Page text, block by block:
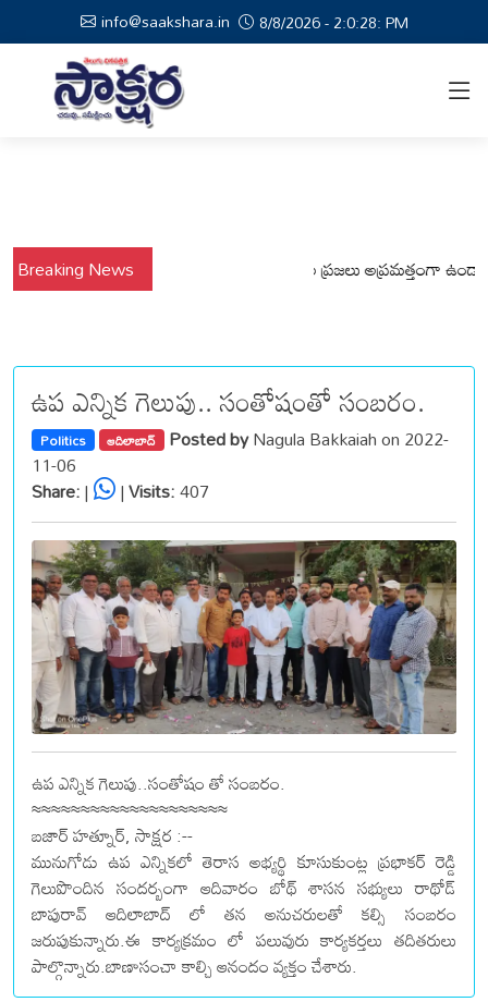
info@saakshara.in 8/8/2026 - 2:0:29: PM
Breaking News
నేపథ్యంలో కోటపల్లి, వేమనపల్లి మండలాల ప్రజలు అప్రమత్తంగా ఉండాలి
ఉప ఎన్నిక గెలుపు.. సంతోషంతో సంబరం.
Politics ఆదిలాబాద్ Posted byNagula Bakkaiah on 2022-
11-06
Share:| |Visits:407
ఉప ఎన్నిక గెలుపు..సంతోషం తో సంబరం.
≈≈≈≈≈≈≈≈≈≈≈≈≈≈≈≈≈≈≈≈
బజార్ హత్నూర్, సాక్షర :--
మునుగోడు ఉప ఎన్నికలో తెరాస అభ్యర్థి కూసుకుంట్ల ప్రభాకర్ రెడ్డి
గెలుపొందిన సందర్బంగా ఆదివారం బోథ్ శాసన సభ్యులు రాథోడ్
బాపురావ్ ఆదిలాబాద్ లో తన అనుచరులతో కల్సి సంబరం
జరుపుకున్నారు.ఈ కార్యక్రమం లో పలువురు కార్యకర్తలు తదితరులు
పాల్గొన్నారు.బాణాసంచా కాల్చి ఆనందం వ్యక్తం చేశారు.